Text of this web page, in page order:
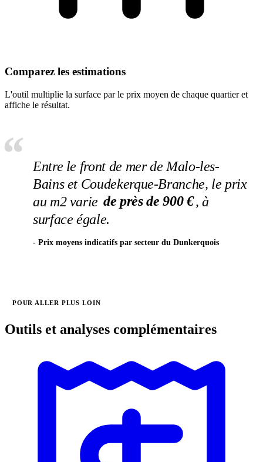
Comparez les estimations
L'outil multiplie la surface par le prix moyen de chaque quartier et
affiche le résultat.
Entre le front de mer de Malo-les-
Bains et Coudekerque-Branche, le prix
au m2 varie de près de 900 €, à
surface égale.
Prix moyens indicatifs par secteur du Dunkerquois
POUR ALLER PLUS LOIN
Outils et analyses complémentaires